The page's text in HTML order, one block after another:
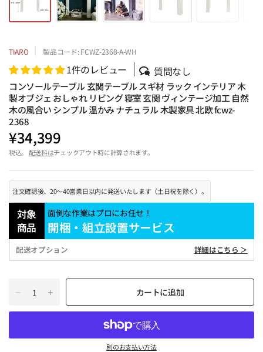
TIARO 製品コード: FCWZ-2368-A-WH
1件のレビュー 質問なし
コンソールテーブル 玄関テーブル スギ材 ラック インテリア 木
製オブジェ おしゃれ リビング 寝室 玄関 ヴィンテージ加工 自然
木の風合い シンプル 温かみ ナチュラル 木製家具 北欧 fcwz-
2368
¥34,399
税込。 配送料はチェックアウト時に計算されます。
注文確認後、20～40営業日以内に発送いたします（土日祝を除く）。
対象
商品
面倒な作業はプロにお任せ！
開梱・組立設置サービス
配送オプション 詳細はこちら ＞
カートに追加
別のお支払い方法